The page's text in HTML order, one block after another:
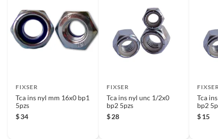
FIXSER
Tca ins nyl mm 16x0 bp1
5pzs
$34
FIXSER
Tca ins nyl unc 1/2x0
bp2 5pzs
$ 28
Tca
bp2
$15